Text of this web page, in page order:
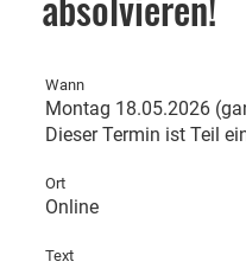
Wann
Montag 18.05.2026
Dieser Termin ist Teil
Ort
Online
Text